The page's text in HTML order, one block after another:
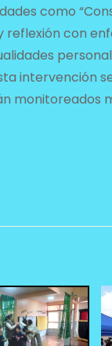
como
con
intervención